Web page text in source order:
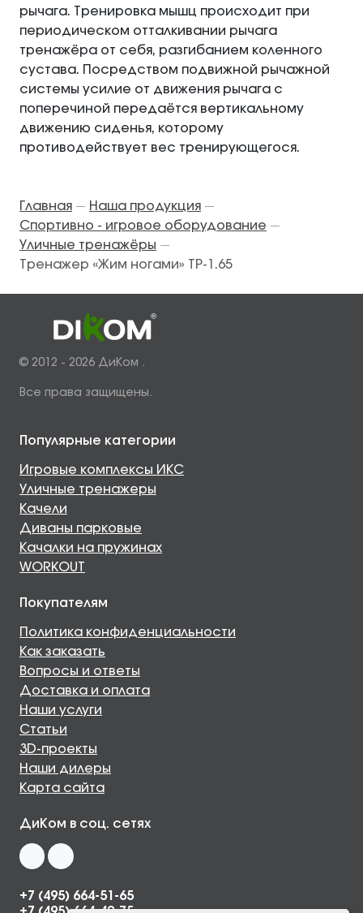
рычага. Тренировка мышц происходит при
периодическом отталкивании рычага
тренажёра от себя, разгибанием коленного
сустава. Посредством подвижной рычажной
системы усилие от движения рычага с
поперечиной передаётся вертикальному
движению сиденья, которому
противодействует вес тренирующегося.
Главная — Наша продукция —
Спортивно - игровое оборудование —
Уличные тренажёры —
Тренажер «Жим ногами» ТР-1.65
© 2012 - 2026 ДиКом .
Все права защищены.
Популярные категории
Игровые комплексы ИКС
Уличные тренажеры
Качели
Диваны парковые
Качалки на пружинах
WORKOUT
Покупателям
Политика конфиденциальности
Как заказать
Вопросы и ответы
Доставка и оплата
Наши услуги
Статьи
3D-проекты
Наши дилеры
Карта сайта
ДиКом в соц. сетях
+7 (495) 664-51-65